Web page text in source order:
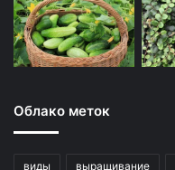
Облако меток
виды выращивание